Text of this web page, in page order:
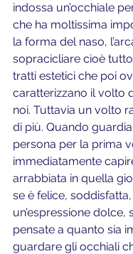
indossa un’occhiale
che ha moltissima
la forma del naso,
sopracicliare cioè tutto
tratti estetici che poi
caratterizzano il volto
noi. Tuttavia un volto
di più. Quando
persona per la prima
immediatamente
arrabbiata in quella
se è felice,
un’espressione dolce,
pensate a quanto sia
guardare gli occhiali